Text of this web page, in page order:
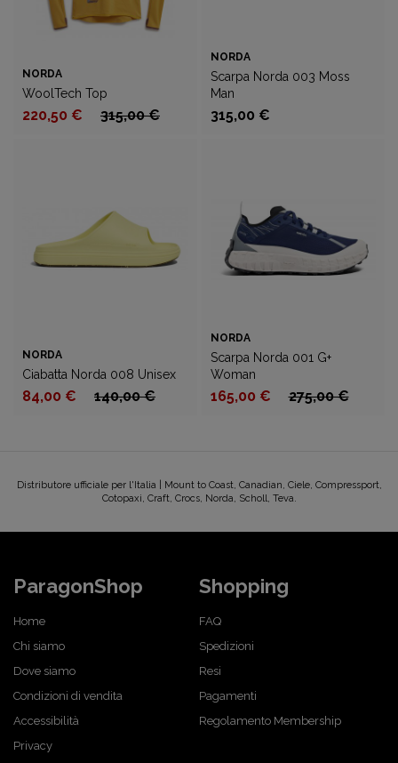
NORDA
WoolTech Top
220,50 € 315,00 €
NORDA
Scarpa Norda 003 Moss
Man
315,00 €
NORDA
Ciabatta Norda 008 Unisex
84,00 € 140,00 €
NORDA
Scarpa Norda 001 G+
Woman
165,00 € 275,00 €
Distributore ufficiale per l'Italia | Mount to Coast, Canadian, Ciele, Compressport,
Cotopaxi, Craft, Crocs, Norda, Scholl, Teva.
ParagonShop
Home
Chi siamo
Dove siamo
Condizioni di vendita
Accessibilità
Privacy
Shopping
FAQ
Spedizioni
Resi
Pagamenti
Regolamento Membership